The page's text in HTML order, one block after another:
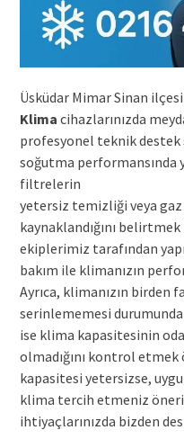
Üsküdar Mimar Sinan
Klima cihazlarınızda
profesyonel teknik destek
soğutma performansında
filtrelerin
yetersiz temizliği veya
kaynaklandığını
ekiplerimiz tarafından
bakım ile klimanızın
Ayrıca, klimanızın birden
serinlememesi durumunda
ise klima kapasitesinin
olmadığını kontrol
kapasitesi yetersizse,
klima tercih etmeniz
ihtiyaçlarınızda bizden